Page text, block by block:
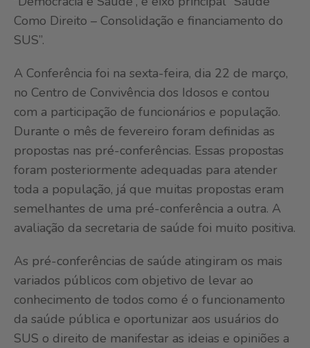
Como Direito – Consolidação e financiamento do
SUS”.
A Conferência foi na sexta-feira, dia 22 de março,
no Centro de Convivência dos Idosos e contou
com a participação de funcionários e população.
Durante o mês de fevereiro foram definidas as
propostas nas pré-conferências. Essas propostas
foram posteriormente adequadas para atender
toda a população, já que muitas propostas eram
semelhantes de uma pré-conferência a outra. A
avaliação da secretaria de saúde foi muito positiva.
As pré-conferências de saúde atingiram os mais
variados públicos com objetivo de levar ao
conhecimento de todos como é o funcionamento
da saúde pública e oportunizar aos usuários do
SUS o direito de manifestar as ideias e opiniões a